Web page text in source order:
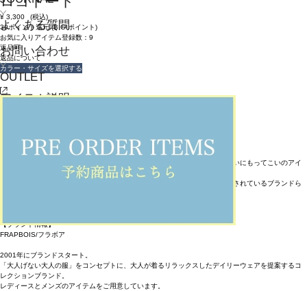
よくある質問
お問い合わせ
OUTLET
¥ 3,300
(税込)
30ポイント還元 (BIGIポイント)
お気に入りアイテム登録数： 9
返品可
返品について
カラー・サイズを選択する
アイテム説明
【デザイン】
フラボアで定番的に人気の高いトートバッグのニューカラー。
程よい大きさと持ちやすい持ち手でシンプルながら飽きのこないデイリー使いにもってこいのアイ
テムになっています。
フロントのボックスプリントにロゴがくり抜かれて後にそのロゴがプリントされているブランドら
【ブランド情報】
FRAPBOIS/フラボア
2001年にブランドスタート。
「大人げない大人の服」をコンセプトに、大人が着るリラックスしたデイリーウェアを提案するコ
レクションブランド。
レディースとメンズのアイテムをご用意しています。